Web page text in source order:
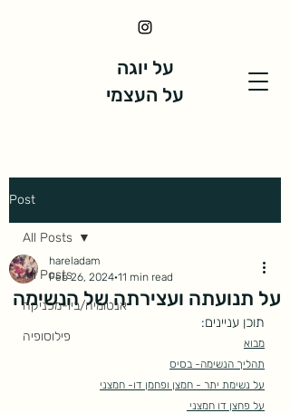
על יוגה
על העצמי
Post
All Posts
אנטומיה/ביו-מכניקה
פילוסופיה
All Posts
על תנועתה ועצירתה של הנשימה
hareladam
Feb 26, 2024 11 min read
תוכן עניינים:
מבוא
תהליך הנשימה- בסיס
על נשימת יתר - חמצן ופחמן דו- חמצני
על פחצן דו חמצני